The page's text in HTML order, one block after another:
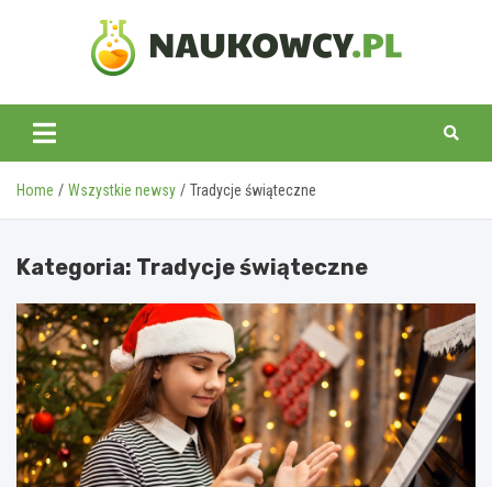
naukowcy.pl
Home Wszystkie newsy Tradycje świąteczne
Kategoria: Tradycje świąteczne